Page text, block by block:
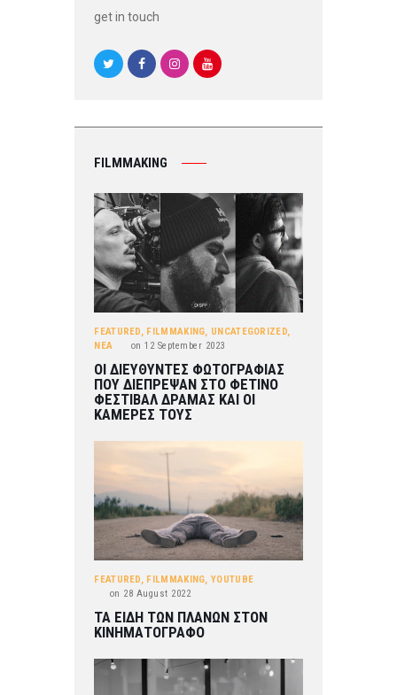
get in touch
FILMMAKING
FEATURED, FILMMAKING, UNCATEGORIZED,
ΝΕΑ
on 12 September 2023
ΟΙ ΔΙΕΥΘΥΝΤΕΣ ΦΩΤΟΓΡΑΦΙΑΣ
ΠΟΥ ΔΙΕΠΡΕΨΑΝ ΣΤΟ ΦΕΤΙΝΟ
ΦΕΣΤΙΒΑΛ ΔΡΑΜΑΣ ΚΑΙ ΟΙ
ΚΑΜΕΡΕΣ ΤΟΥΣ
FEATURED, FILMMAKING,YOUTUBE
on 28 August 2022
ΤΑ ΕΙΔΗ ΤΩΝ ΠΛΑΝΩΝ ΣΤΟΝ
ΚΙΝΗΜΑΤΟΓΡΑΦΟ